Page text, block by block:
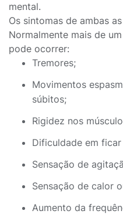
mental.
Os sintomas de ambas
Normalmente mais de
pode ocorrer:
Tremores;
Movimentos
súbitos;
Rigidez nos
Dificuldade em
Sensação de
Sensação de calor
Aumento da